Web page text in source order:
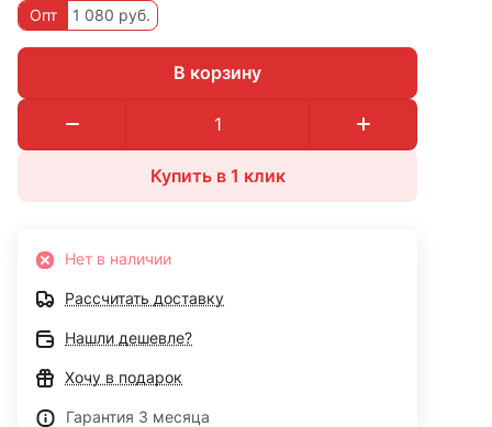
Опт 1 080 руб.
В корзину
Купить в 1 клик
Нет в наличии
Рассчитать доставку
Нашли дешевле?
Хочу в подарок
Гарантия 3 месяца